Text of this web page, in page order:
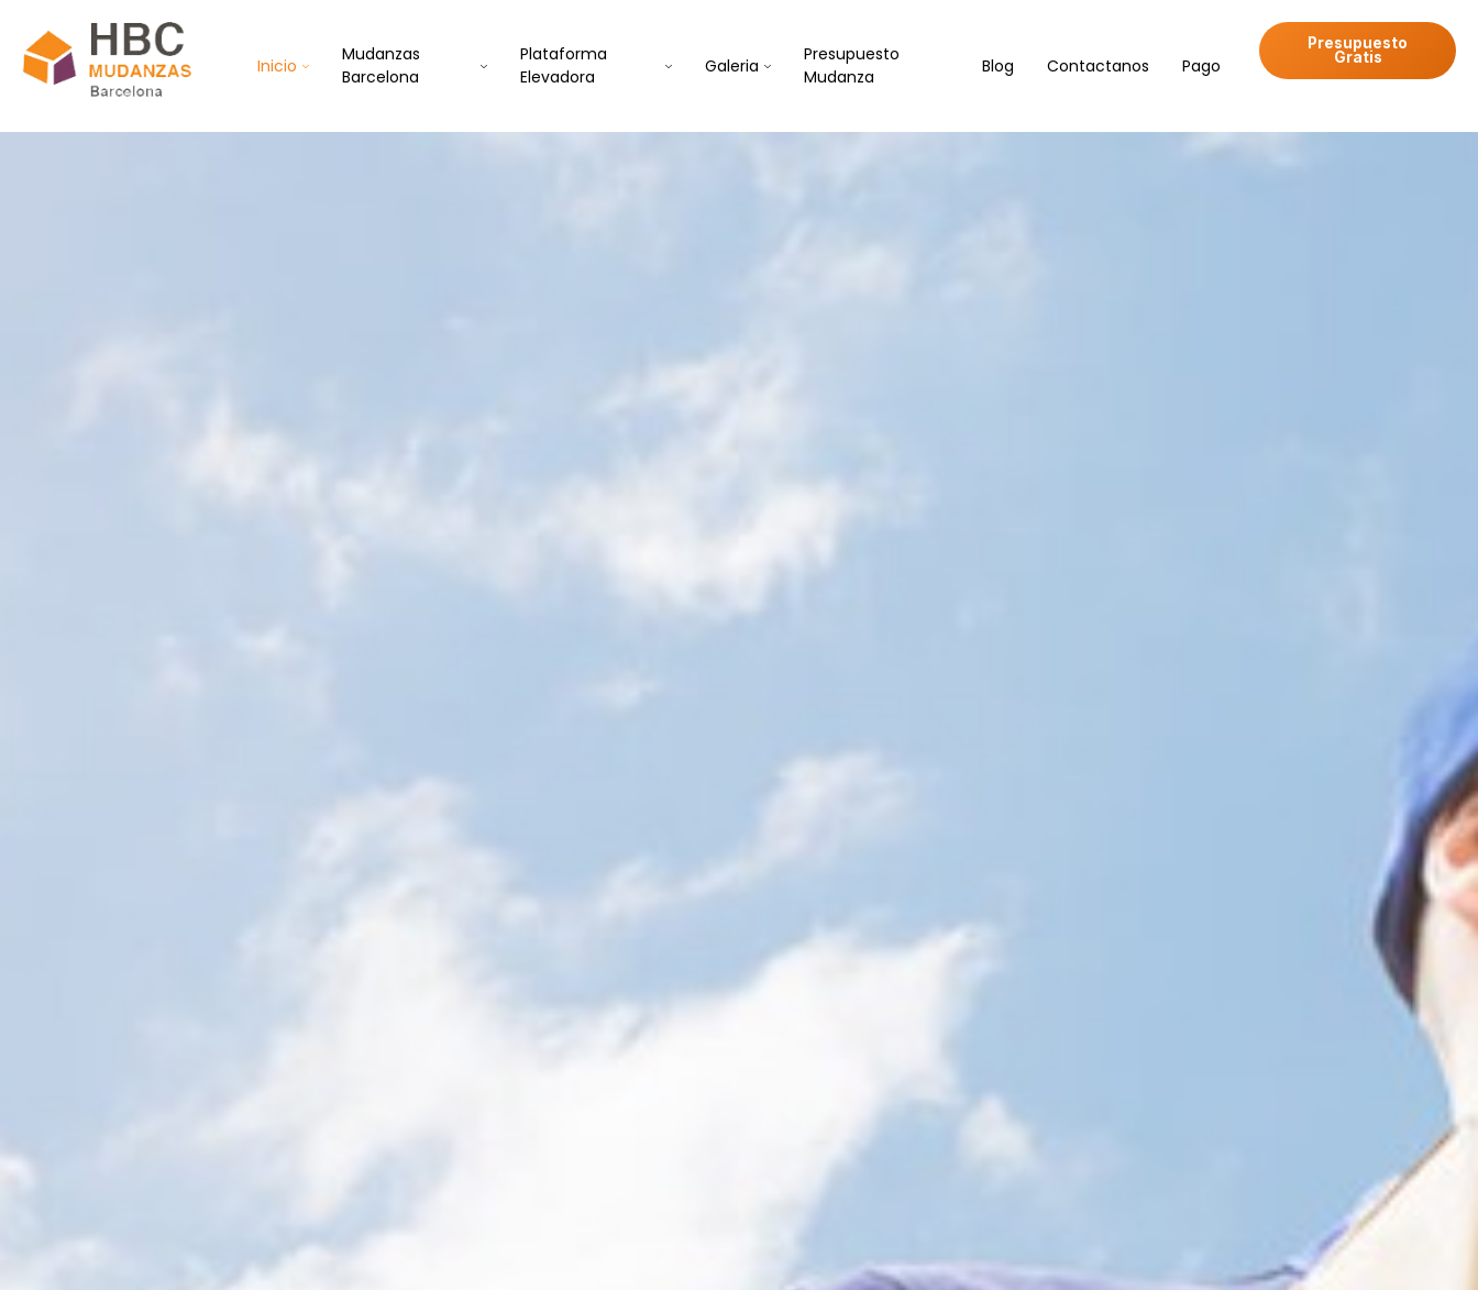
Inicio
Mudanzas
Barcelona
Plataforma
Elevadora
Galeria
Presupuesto
Mudanza
Blog Contactanos Pago
Presupuesto
Gratis